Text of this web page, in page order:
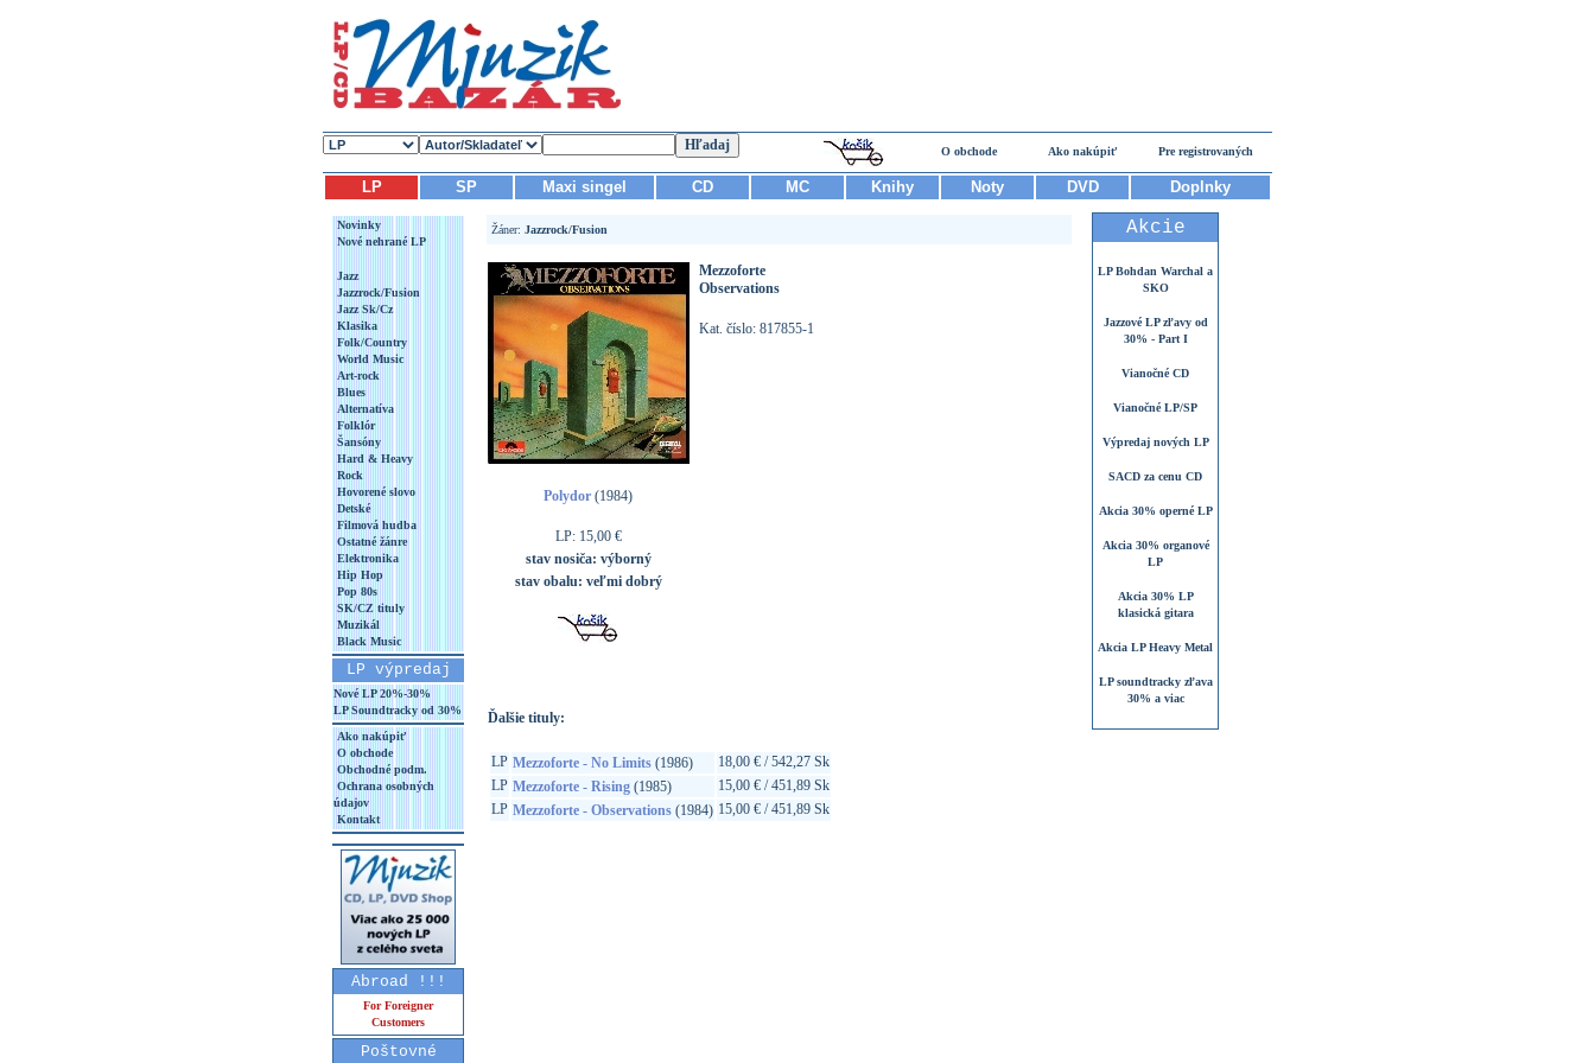
O obchode Ako nakúpiť Pre registrovaných
LP SP Maxi singel CD MC Knihy Noty DVD Doplnky
Novinky
Nové nehrané LP
Jazz
Jazzrock/Fusion
Jazz Sk/Cz
Klasika
Folk/Country
World Music
Art-rock
Blues
Alternatíva
Folklór
Šansóny
Hard & Heavy
Rock
Hovorené slovo
Detské
Filmová hudba
Ostatné žánre
Elektronika
Hip Hop
Pop 80s
SK/CZ tituly
Muzikál
Black Music
LP výpredaj
Nové LP 20%-30%
LP Soundtracky od 30%
Ako nakúpiť
O obchode
Obchodné podm.
Ochrana osobných
údajov
Kontakt
Abroad !!!
For Foreigner
Customers
Poštovné
Žáner: Jazzrock/Fusion
Polydor (1984)
LP: 15,00 €
stav nosiča: výborný
stav obalu: veľmi dobrý
Mezzoforte
Observations
Kat. číslo: 817855-1
Ďalšie tituly:
LP Mezzoforte - No Limits(1986)
18,00 € / 542,27 Sk
LP Mezzoforte - Rising(1985)
15,00 € / 451,89 Sk
LP Mezzoforte - Observations(1984) 15,00 € / 451,89 Sk
Akcie
LP Bohdan Warchal a
SKO
Jazzové LP zľavy od
30% - Part I
Vianočné CD
Vianočné LP/SP
Výpredaj nových LP
SACD za cenu CD
Akcia 30% operné LP
Akcia 30% organové
LP
Akcia 30% LP
klasická gitara
Akcia LP Heavy Metal
LP soundtracky zľava
30% a viac